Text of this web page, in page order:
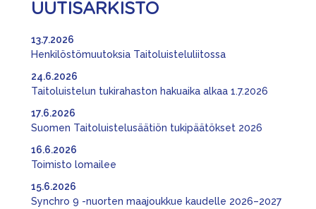
UUTISARKISTO
Henkilöstömuutoksia Taitoluisteluliitossa
13.7.2026
Taitoluistelun tukirahaston hakuaika alkaa 1.7.2026
24.6.2026
Suomen Taitoluistelusäätiön tukipäätökset 2026
17.6.2026
Toimisto lomailee
16.6.2026
Synchro 9 -nuorten maajoukkue kaudelle 2026–2027
15.6.2026